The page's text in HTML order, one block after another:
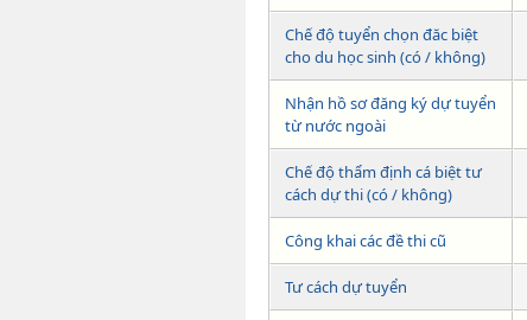
Chế độ tuyển chọn đăc biệt
cho du học sinh (có / không)
Nhận hồ sơ đăng ký dự tuyển
từ nước ngoài
Chế độ thẩm định cá biệt tư
cách dự thi (có / không)
Công khai các đề thi cũ
Tư cách dự tuyển